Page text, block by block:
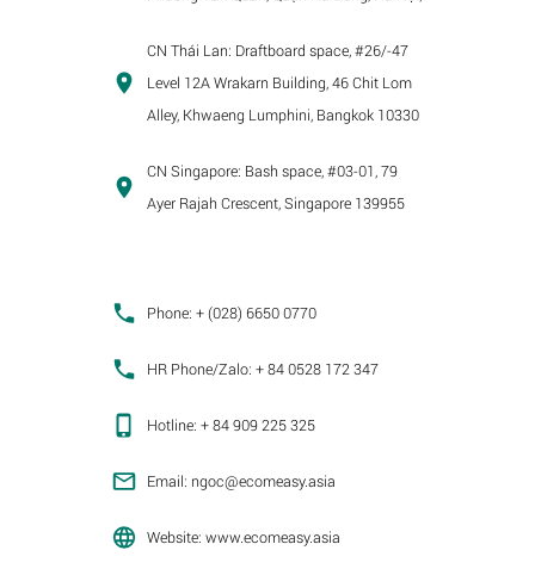
CN Thái Lan: Draftboard space, #26/-47
Level 12A Wrakarn Building, 46 Chit Lom
Alley, Khwaeng Lumphini, Bangkok 10330
CN Singapore: Bash space, #03-01, 79
Ayer Rajah Crescent, Singapore 139955
Phone: + (028) 6650 0770
HR Phone/Zalo: + 84 0528 172 347
Hotline: + 84 909 225 325
Email: ngoc@ecomeasy.asia
Website: www.ecomeasy.asia